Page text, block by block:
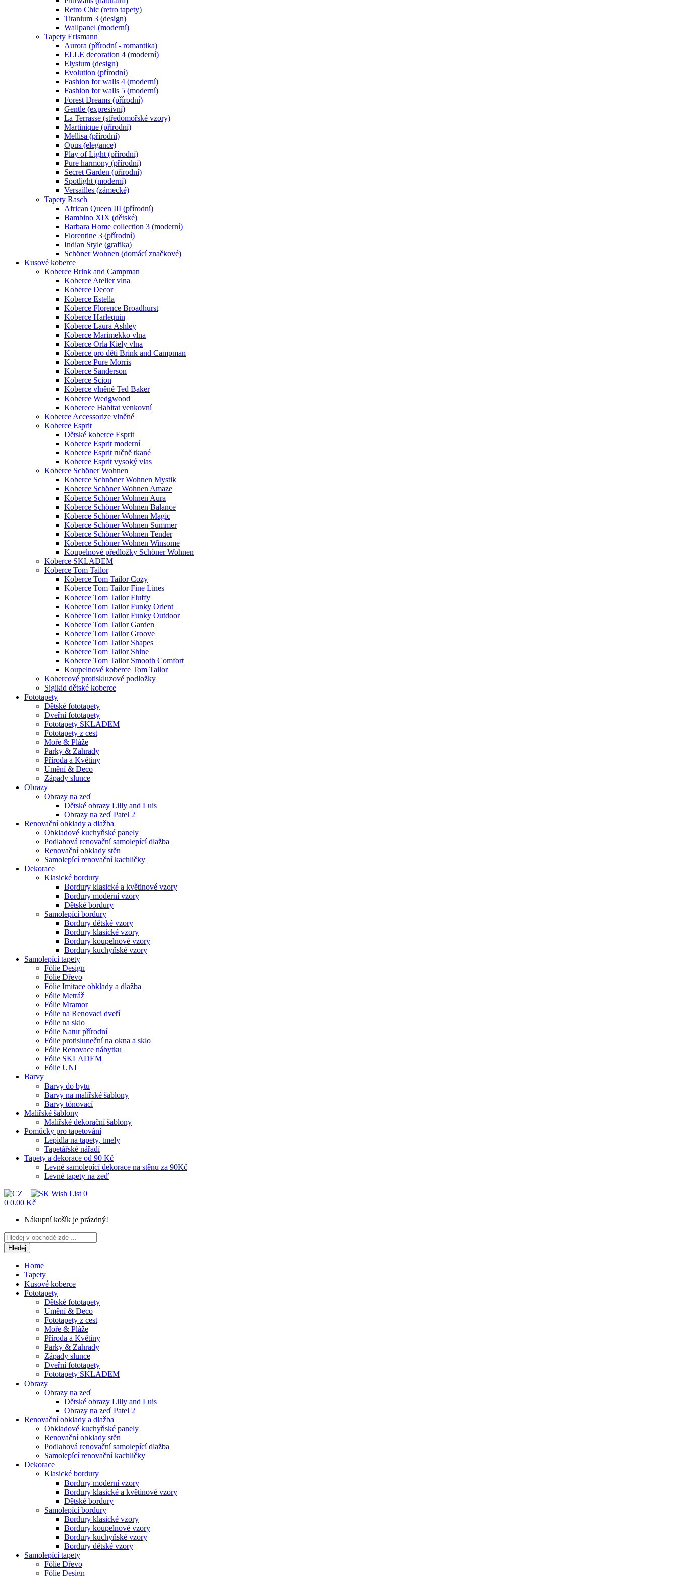
Retro Chic (retro tapety)
Titanium 3 (design)
Wallpanel (moderní)
Tapety Erismann
Aurora (přírodní - romantika)
ELLE decoration 4 (moderní)
Elysium (design)
Evolution (přírodní)
Fashion for walls 4 (moderní)
Fashion for walls 5 (moderní)
Forest Dreams (přírodní)
Gentle (expresivní)
La Terrasse (středomořské vzory)
Martinique (přírodní)
Mellisa (přírodní)
Opus (elegance)
Play of Light (přírodní)
Pure harmony (přírodní)
Secret Garden (přírodní)
Spotlight (moderní)
Versailles (zámecké)
Tapety Rasch
African Queen III (přírodní)
Bambino XIX (dětské)
Barbara Home collection 3 (moderní)
Florentine 3 (přírodní)
Indian Style (grafika)
Schöner Wohnen (domácí značkové)
Kusové koberce
Koberce Brink and Campman
Koberce Atelier vlna
Koberce Decor
Koberce Estella
Koberce Florence Broadhurst
Koberce Harlequin
Koberce Laura Ashley
Koberce Marimekko vlna
Koberce Orla Kiely vlna
Koberce pro děti Brink and Campman
Koberce Pure Morris
Koberce Sanderson
Koberce Scion
Koberce vlněné Ted Baker
Koberce Wedgwood
Koberece Habitat venkovní
Koberce Accessorize vlněné
Koberce Esprit
Dětské koberce Esprit
Koberce Esprit moderní
Koberce Esprit ručně tkané
Koberce Esprit vysoký vlas
Koberce Schöner Wohnen
Koberce Schnöner Wohnen Mystik
Koberce Schöner Wohnen Amaze
Koberce Schöner Wohnen Aura
Koberce Schöner Wohnen Balance
Koberce Schöner Wohnen Magic
Koberce Schöner Wohnen Summer
Koberce Schöner Wohnen Tender
Koberce Schöner Wohnen Winsome
Koupelnové předložky Schöner Wohnen
Koberce SKLADEM
Koberce Tom Tailor
Koberce Tom Tailor Cozy
Koberce Tom Tailor Fine Lines
Koberce Tom Tailor Fluffy
Koberce Tom Tailor Funky Orient
Koberce Tom Tailor Funky Outdoor
Koberce Tom Tailor Garden
Koberce Tom Tailor Groove
Koberce Tom Tailor Shapes
Koberce Tom Tailor Shine
Koberce Tom Tailor Smooth Comfort
Koupelnové koberce Tom Tailor
Kobercové protiskluzové podložky
Sigikid dětské koberce
Fototapety
Dětské fototapety
Dveřní fototapety
Fototapety SKLADEM
Fototapety z cest
Moře & Pláže
Parky & Zahrady
Příroda a Květiny
Umění & Deco
Západy slunce
Obrazy
Obrazy na zeď
Dětské obrazy Lilly and Luis
Obrazy na zeď Patel 2
Renovační obklady a dlažba
Obkladové kuchyňské panely
Podlahová renovační samolepící dlažba
Renovační obklady stěn
Samolepící renovační kachličky
Dekorace
Klasické bordury
Bordury klasické a květinové vzory
Bordury moderní vzory
Dětské bordury
Samolepící bordury
Bordury dětské vzory
Bordury klasické vzory
Bordury koupelnové vzory
Bordury kuchyňské vzory
Samolepící tapety
Fólie Design
Fólie Dřevo
Fólie Imitace obklady a dlažba
Fólie Metráž
Fólie Mramor
Fólie na Renovaci dveří
Fólie na sklo
Fólie Natur přírodní
Fólie protisluneční na okna a sklo
Fólie Renovace nábytku
Fólie SKLADEM
Fólie UNI
Barvy
Barvy do bytu
Barvy na malířské šablony
Barvy tónovací
Malířské šablony
Malířské dekorační šablony
Pomůcky pro tapetování
Lepidla na tapety, tmely
Tapetářské nářadí
Tapety a dekorace od 90 Kč
Levné samolepící dekorace na stěnu za 90Kč
Levné tapety na zeď
Wish List 0
0 0.00 Kč
Nákupní košík je prázdný!
Hledej
Home
Tapety
Kusové koberce
Fototapety
Dětské fototapety
Umění & Deco
Fototapety z cest
Moře & Pláže
Příroda a Květiny
Parky & Zahrady
Západy slunce
Dveřní fototapety
Fototapety SKLADEM
Obrazy
Obrazy na zeď
Dětské obrazy Lilly and Luis
Obrazy na zeď Patel 2
Renovační obklady a dlažba
Obkladové kuchyňské panely
Renovační obklady stěn
Podlahová renovační samolepící dlažba
Samolepící renovační kachličky
Dekorace
Klasické bordury
Bordury moderní vzory
Bordury klasické a květinové vzory
Dětské bordury
Samolepící bordury
Bordury klasické vzory
Bordury koupelnové vzory
Bordury kuchyňské vzory
Bordury dětské vzory
Samolepící tapety
Fólie Dřevo
Fólie Design